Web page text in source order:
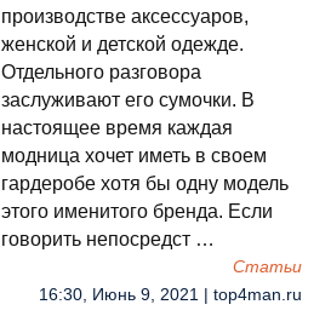
производстве аксессуаров,
женской и детской одежде.
Отдельного разговора
заслуживают его сумочки. В
настоящее время каждая
модница хочет иметь в своем
гардеробе хотя бы одну модель
этого именитого бренда. Если
говорить непосредст …
Cтатьи
16:30, Июнь 9, 2021 | top4man.ru